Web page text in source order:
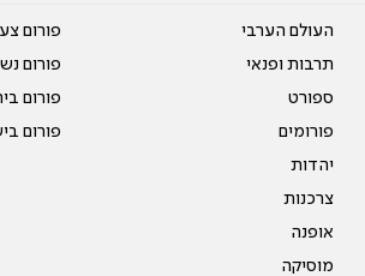
העולם הערבי
תרבות ופנאי
ספורט
פורומים
יהדות
צרכנות
אופנה
מוסיקה
פורום
פורום
פורום
פורום